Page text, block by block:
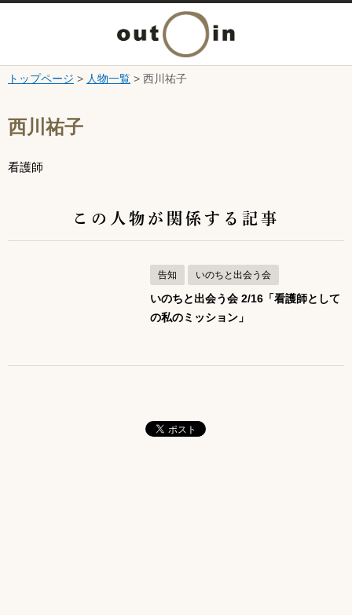
本文へ
ニ
ュ
ー
を
トップページ > 人物一覧 > 西川祐子
西川祐子
看護師
この人物が関係する記事
告知 いのちと出会う会
いのちと出会う会 2/16「看護師として
の私のミッション」